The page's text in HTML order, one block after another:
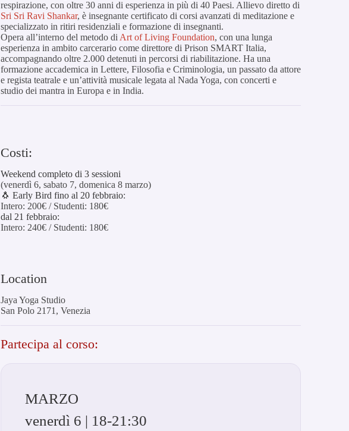
respirazione, con oltre 30 anni di esperienza in più di 40 Paesi. Allievo diretto di
Sri Sri Ravi Shankar, è insegnante certificato di corsi avanzati di meditazione e
specializzato in ritiri residenziali e formazione di insegnanti.
Opera all’interno del metodo di Art of Living Foundation, con una lunga
esperienza in ambito carcerario come direttore di Prison SMART Italia,
accompagnando oltre 2.000 detenuti in percorsi di riabilitazione. Ha una
formazione accademica in Lettere, Filosofia e Criminologia, un passato da attore
e regista teatrale e un’attività musicale legata al Nada Yoga, con concerti e
studio dei mantra in Europa e in India.
Costi:
Weekend completo di 3 sessioni
(venerdì 6, sabato 7, domenica 8 marzo)
🐧Early Bird fino al 20 febbraio:
Intero: 200€ / Studenti: 180€
dal 21 febbraio:
Intero: 240€ / Studenti: 180€
Location
Jaya Yoga Studio
San Polo 2171, Venezia
Partecipa al corso:
MARZO
venerdì 6 | 18-21:30